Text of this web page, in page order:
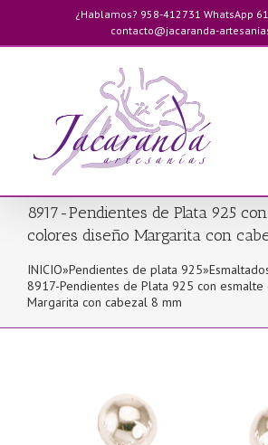
contenido
¿Hablamos? 958-412731 WhatsApp
contacto@jacaranda-
8917-Pendientes de Plata 925
colores diseño Margarita con
INICIO»Pendientes de plata 925»
8917-Pendientes de Plata 925 con
Margarita con cabezal 8 mm